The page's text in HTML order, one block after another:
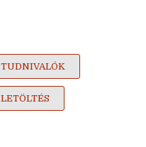
TUDNIVALÓK
LETÖLTÉS